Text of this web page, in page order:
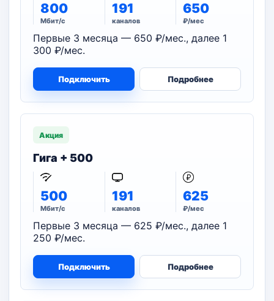
800
Мбит/с
191
каналов
650
₽/мес
Первые 3 месяца — 650 ₽/мес., далее 1
300 ₽/мес.
Подключить Подробнее
Акция
Гига + 500
500
Мбит/с
191
каналов
625
₽/мес
Первые 3 месяца — 625 ₽/мес., далее 1
250 ₽/мес.
Подключить Подробнее